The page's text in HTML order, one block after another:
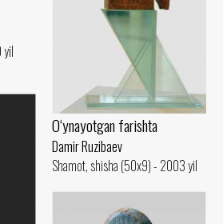
yil
O‘ynayotgan farishta
Damir Ruzibaev
Shamot, shisha (50x9) - 2003 yil